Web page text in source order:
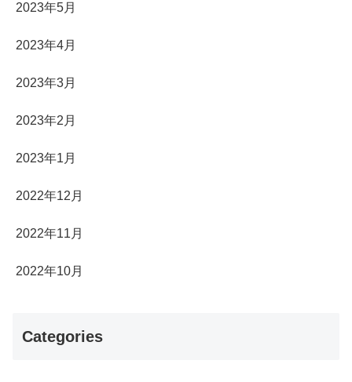
2023年5月
2023年4月
2023年3月
2023年2月
2023年1月
2022年12月
2022年11月
2022年10月
Categories